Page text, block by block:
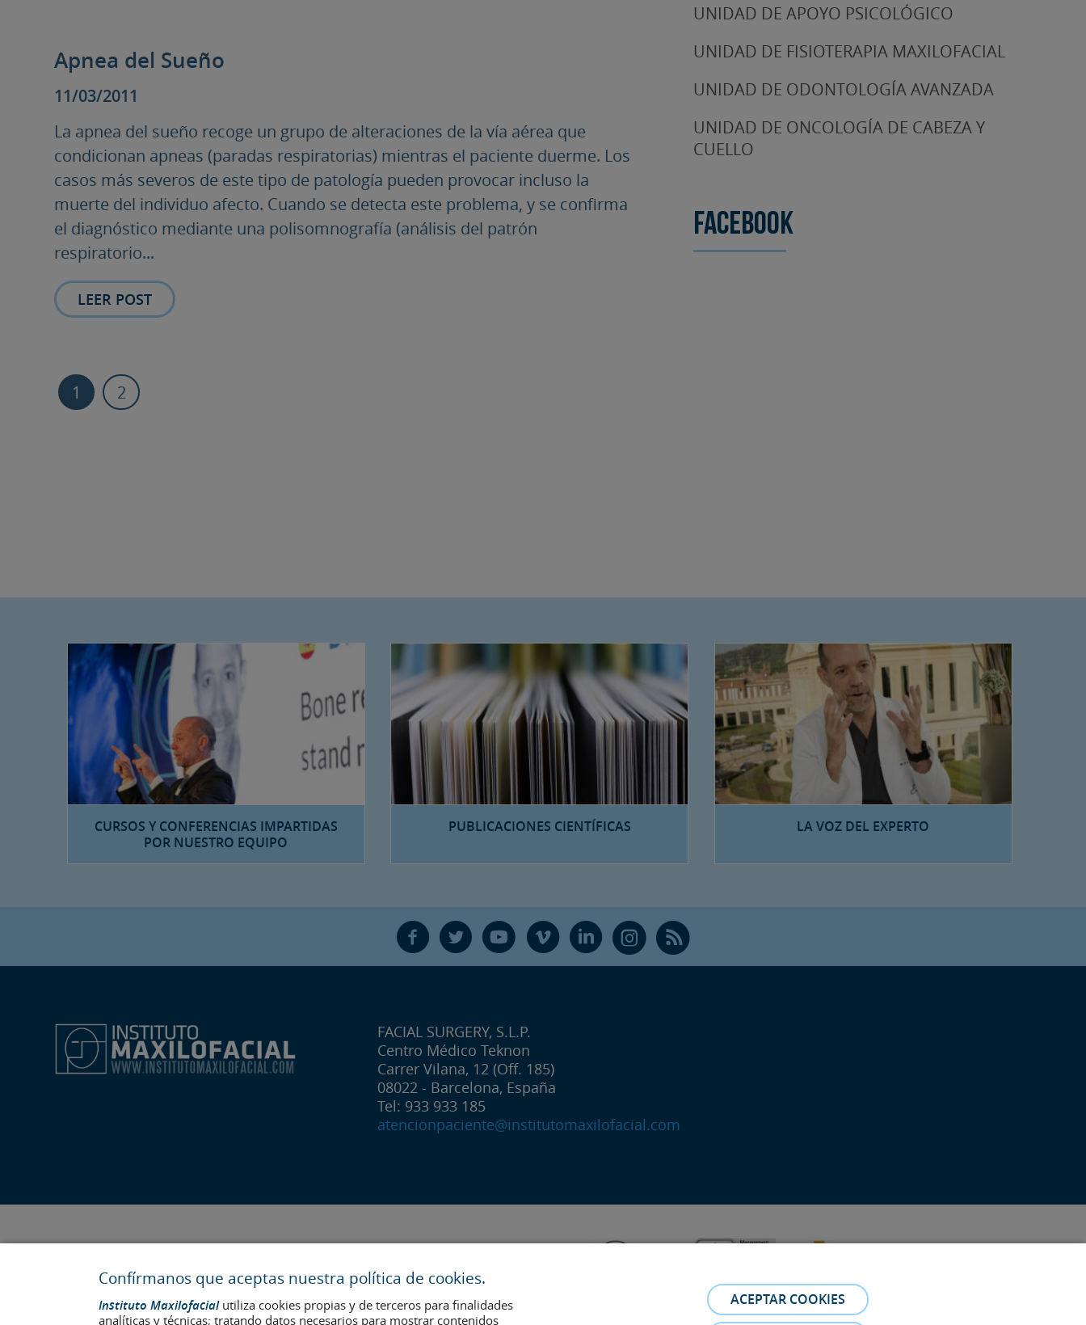
Apnea del Sueño
11/03/2011
La apnea del sueño recoge un grupo de alteraciones de la vía aérea que
condicionan apneas (paradas respiratorias) mientras el paciente duerme. Los
casos más severos de este tipo de patología pueden provocar incluso la
muerte del individuo afecto. Cuando se detecta este problema, y se confirma
el diagnóstico mediante una polisomnografía (análisis del patrón
respiratorio...
LEER POST
1 2
UNIDAD DE APOYO PSICOLÓGICO
UNIDAD DE FISIOTERAPIA MAXILOFACIAL
UNIDAD DE ODONTOLOGÍA AVANZADA
UNIDAD DE ONCOLOGÍA DE CABEZA Y
CUELLO
Facebook
CURSOS Y CONFERENCIAS IMPARTIDAS
POR NUESTRO EQUIPO
PUBLICACIONES CIENTÍFICAS LA VOZ DEL EXPERTO
F T Y V L Ñ R
FACIAL SURGERY, S.L.P.
Centro Médico Teknon
Carrer Vilana, 12 (Off. 185)
08022 - Barcelona, España
Tel: 933 933 185
atencionpaciente@institutomaxilofacial.com
Confírmanos que aceptas nuestra política de cookies.
Instituto Maxilofacialutiliza cookies propias y de terceros para finalidades
analíticas y técnicas; tratando datos necesarios para mostrar contenidos
ACEPTAR COOKIES